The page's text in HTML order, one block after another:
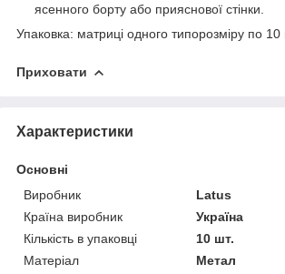
ясенного борту або прияснової стінки.
Упаковка: матриці одного типорозміру по 10
Приховати
Характеристики
Основні
Виробник
Latus
Країна виробник
Україна
Кількість в упаковці
10 шт.
Матеріал
Метал